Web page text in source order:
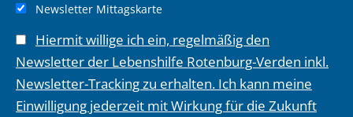
Newsletter Mittagskarte
Hiermit willige ich ein, regelmäßig den
Newsletter der Lebenshilfe Rotenburg-Verden inkl.
Newsletter-Tracking zu erhalten. Ich kann meine
Einwilligung jederzeit mit Wirkung für die Zukunft